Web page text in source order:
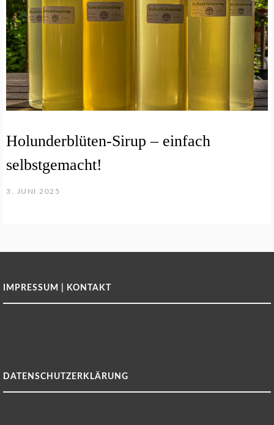
Holunderblüten-Sirup – einfach
selbstgemacht!
3. JUNI 2025
IMPRESSUM | KONTAKT
DATENSCHUTZERKLÄRUNG